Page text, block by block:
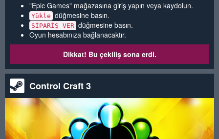
"Epic Games" mağazasına giriş yapın veya kaydolun.
Yükle düğmesine basın.
SİPARİŞ VER düğmesine basın.
Oyun hesabınıza bağlanacaktır.
Dikkat! Bu çekiliş sona erdi.
Control Craft 3